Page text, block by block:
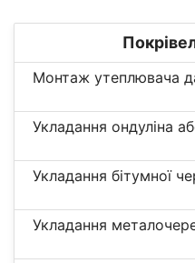
Монтаж утеплювача
Укладання ондуліна
Укладання бітумної
Укладання